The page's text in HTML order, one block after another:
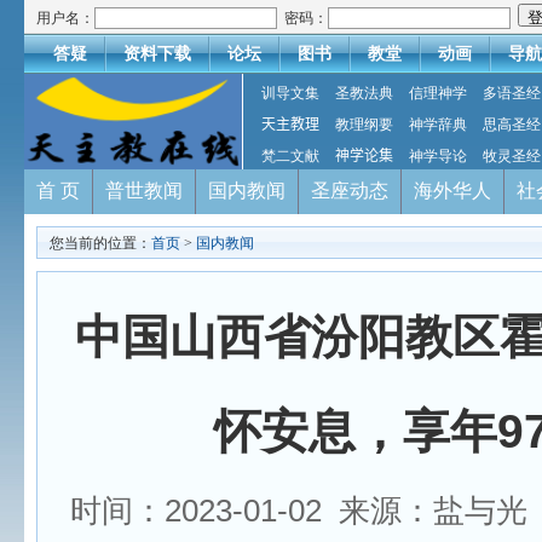
用户名： 密码：
答疑 资料下载 论坛 图书 教堂 动画 导航
训导文集 圣教法典 信理神学
多语圣经
天主教理
教理纲要 神学辞典
思高圣经
梵二文献
神学论集 神学导论 牧灵圣经
首 页 普世教闻 国内教闻 圣座动态 海外华人 社
您当前的位置： 首页 > 国内教闻
中国山西省汾阳教区
怀安息，享年
时间：2023-01-02 来源：盐与